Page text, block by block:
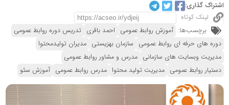
اشتراک گذاری:
لینک کوتاه
برچسب‌ها: آموزش روابط عمومی احمد باقری تدریس دوره روابط عمومی
دوره های حرفه ای روابط عمومی سازمان بهزیستی مدیران تولیدمحتوا
مدیریت وبسایت های سازمانی مدرس و مشاور روابط عمومی
دستیار روابط عمومی مدیریت تولید محتوا مدرس روابط عمومی آموزش سئو